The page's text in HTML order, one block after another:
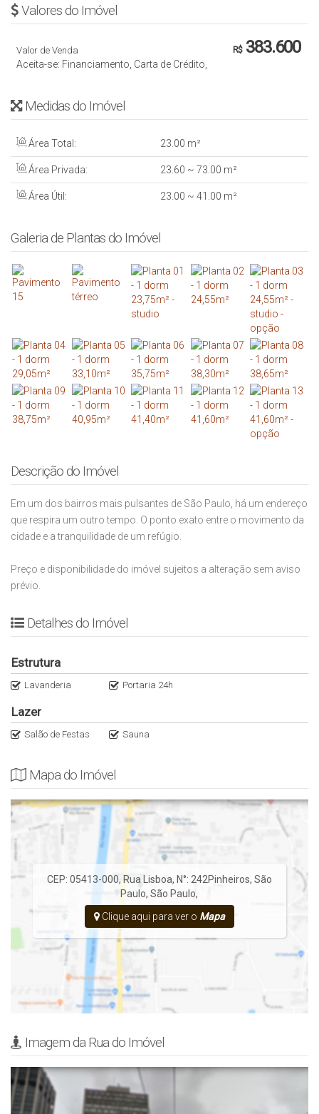
Valores do Imóvel
R$383.600
Valor de Venda
Aceita-se: Financiamento, Carta de Crédito,
Medidas do Imóvel
Área Total: 23.00 m²
Área Privada: 23.60 ~ 73.00 m²
Área Útil: 23.00 ~ 41 .00 m²
Galeria de Plantas do Imóvel
Descrição do Imóvel
Em um dos bairros mais pulsantes de São Paulo, há um endereço
que respira um outro tempo. O ponto exato entre o movimento da
cidade e a tranquilidade de um refúgio.
Preço e disponibilidade do imóvel sujeitos a alteração sem aviso
prévio.
Detalhes do Imóvel
Estrutura
Lavanderia Portaria 24h
Lazer
Salão de Festas Sauna
Mapa do Imóvel
CEP: 05413-000, Rua Lisboa, N°: 242Pinheiros, São
Paulo,São Paulo,
Clique aqui para ver o Mapa
Imagem da Rua do Imóvel